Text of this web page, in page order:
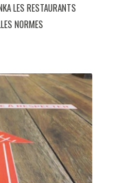
LES RESTAURANTS
NORMES